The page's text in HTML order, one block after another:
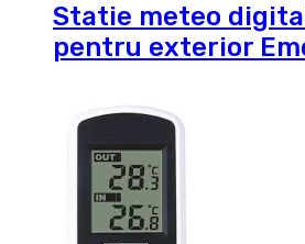
Statie meteo
pentru exterior